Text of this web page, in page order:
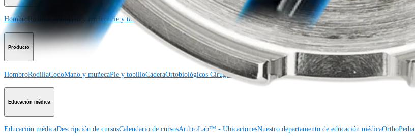
Hombro Rodilla Mano y muñecaPie y tobillo CaderaOrtobiológicosCirugía cardiotorácicaColumna vertebral
Producto
HombroRodillaCodoMano y muñecaPie y tobilloCaderaOrtobiológicos Cirugía cardiotorácicaColumna vertebralImagen y resección
Educación médica
Educación médicaDescripción de cursosCalendario de cursosArthroLab™ - UbicacionesNuestro departamento de educación médicaOrthoPedia